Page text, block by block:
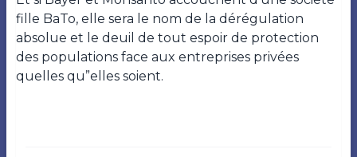
fille BaTo, elle sera le nom de la dérégulation
absolue et le deuil de tout espoir de protection
des populations face aux entreprises privées
quelles qu”elles soient.